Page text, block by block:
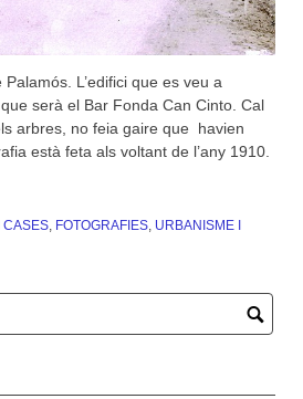
L’edifici que es veu a
serà el Bar Fonda Can Cinto. Cal
arbres, no feia gaire que havien
està feta als voltant de l’any 1910.
CASES FOTOGRAFIES URBANISME I